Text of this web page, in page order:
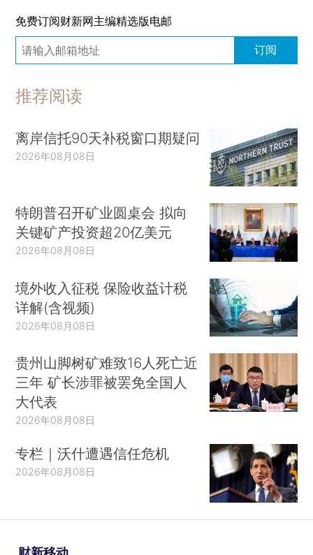
免费订阅财新网主编精选版电邮
订阅
推荐阅读
离岸信托90天补税窗口期疑问
2026年08月08日
特朗普召开矿业圆桌会 拟向
关键矿产投资超20亿美元
2026年08月08日
境外收入征税 保险收益计税
详解(含视频)
2026年08月08日
贵州山脚树矿难致16人死亡近
三年 矿长涉罪被罢免全国人
大代表
2026年08月08日
专栏｜沃什遭遇信任危机
2026年08月08日